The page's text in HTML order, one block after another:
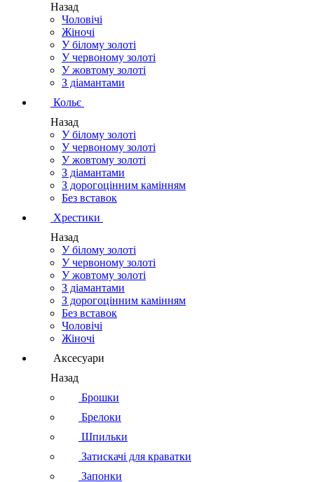
Назад
Чоловічі
Жіночі
У білому золоті
У червоному золоті
У жовтому золоті
З діамантами
Кольє
Назад
У білому золоті
У червоному золоті
У жовтому золоті
З діамантами
З дорогоцінним камінням
Без вставок
Хрестики
Назад
У білому золоті
У червоному золоті
У жовтому золоті
З діамантами
З дорогоцінним камінням
Без вставок
Чоловічі
Жіночі
Аксесуари
Назад
Брошки
Брелоки
Шпильки
Затискачі для краватки
Запонки